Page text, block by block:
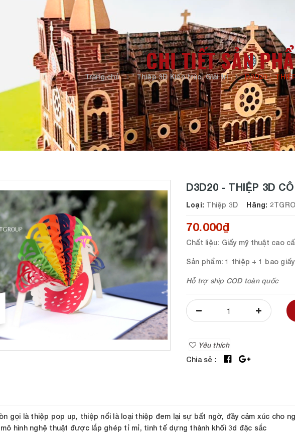
CHI TIẾT SẢN
Trang chủ Thiệp 3D Kiến trúc, Giải trí D3D20 -
D3D20 - THIỆP 3D
Loại: Thiệp 3D Hãng:
70.000₫
Chất liệu: Giấy mỹ thuật cao
Sản phẩm: 1 thiệp + 1 bao
Hỗ trợ ship COD toàn quốc
Yêu thích
Chia sẻ :
gọi là thiệp pop up, thiệp nổi là loại thiệp đem lại sự bất ngờ, đầy cảm xúc cho
hình nghệ thuật được lắp ghép tỉ mỉ, tinh tế dựng thành khối 3d đặc sắc